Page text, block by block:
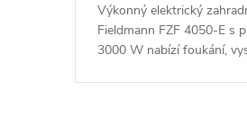
Výkonný elektrický
Fieldmann FZF 4050-E s
3000 W nabízí foukání,